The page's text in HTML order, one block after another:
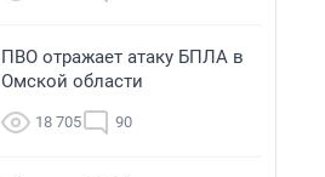
ПВО отражает атаку БПЛА в
Омской области
18 705 90